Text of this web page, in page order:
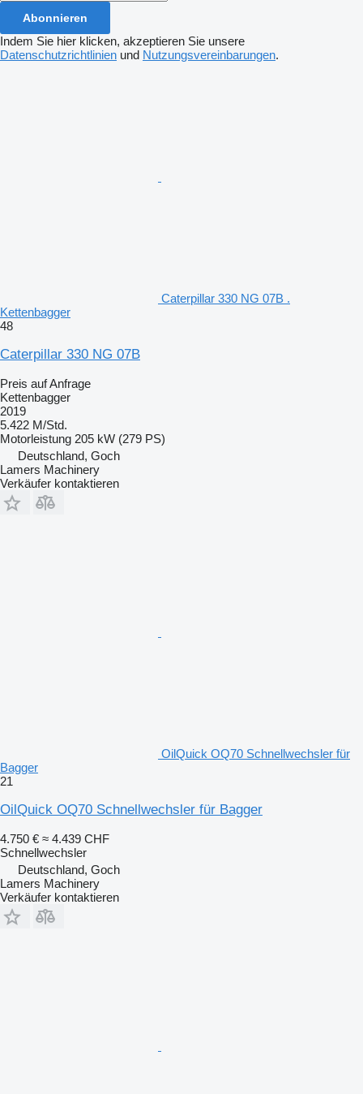
Abonnieren
Indem Sie hier klicken, akzeptieren Sie unsere
Datenschutzrichtlinien und Nutzungsvereinbarungen.
Caterpillar 330 NG 07B .
Kettenbagger
48
Caterpillar 330 NG 07B
Preis auf Anfrage
Kettenbagger
2019
5.422 M/Std.
Motorleistung 205 kW (279 PS)
Deutschland, Goch
Lamers Machinery
Verkäufer kontaktieren
OilQuick OQ70 Schnellwechsler für
Bagger
21
OilQuick OQ70 Schnellwechsler für Bagger
4.750 € ≈ 4.439 CHF
Schnellwechsler
Deutschland, Goch
Lamers Machinery
Verkäufer kontaktieren